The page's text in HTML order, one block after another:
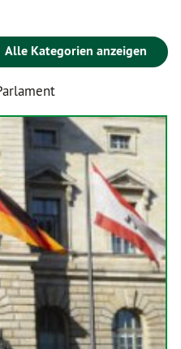
Alle Kategorien anzeigen